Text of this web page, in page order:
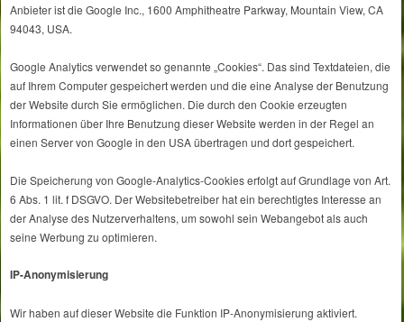
Anbieter ist die Google Inc., 1600 Amphitheatre Parkway, Mountain View, CA
94043, USA.
Google Analytics verwendet so genannte „Cookies“. Das sind Textdateien, die
auf Ihrem Computer gespeichert werden und die eine Analyse der Benutzung
der Website durch Sie ermöglichen. Die durch den Cookie erzeugten
Informationen über Ihre Benutzung dieser Website werden in der Regel an
einen Server von Google in den USA übertragen und dort gespeichert.
Die Speicherung von Google-Analytics-Cookies erfolgt auf Grundlage von Art.
6 Abs. 1 lit. f DSGVO. Der Websitebetreiber hat ein berechtigtes Interesse an
der Analyse des Nutzerverhaltens, um sowohl sein Webangebot als auch
seine Werbung zu optimieren.
IP-Anonymisierung
Wir haben auf dieser Website die Funktion IP-Anonymisierung aktiviert.